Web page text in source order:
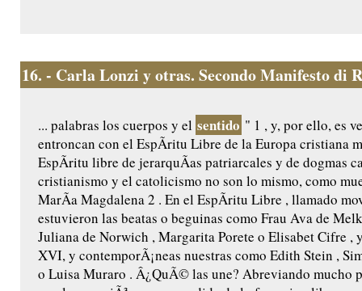
16. - Carla Lonzi y otras. Secondo Manifesto di
... palabras los cuerpos y el sentido " 1 , y, por ello, es
entroncan con el EspÃ­ritu Libre de la Europa cristiana
EspÃ­ritu libre de jerarquÃ­as patriarcales y de dogmas
cristianismo y el catolicismo no son lo mismo, como
MarÃ­a Magdalena 2 . En el EspÃ­ritu Libre , llamado
estuvieron las beatas o beguinas como Frau Ava de
Juliana de Norwich , Margarita Porete o Elisabet Cifre ,
XVI, y contemporÃ¡neas nuestras como Edith Stein ,
o Luisa Muraro . Â¿QuÃ© las une? Abreviando mucho